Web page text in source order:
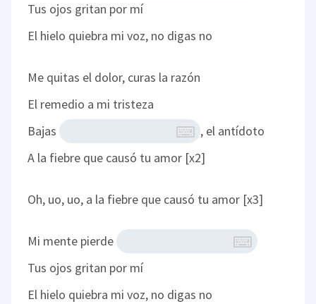
Tus ojos gritan por mí
El hielo quiebra mi voz, no digas no
Me quitas el dolor, curas la razón
El remedio a mi tristeza
Bajas
, el antídoto
A la fiebre que causó tu amor [x2]
Oh, uo, uo, a la fiebre que causó tu amor [x3]
Mi mente pierde
Tus ojos gritan por mí
El hielo quiebra mi voz, no digas no